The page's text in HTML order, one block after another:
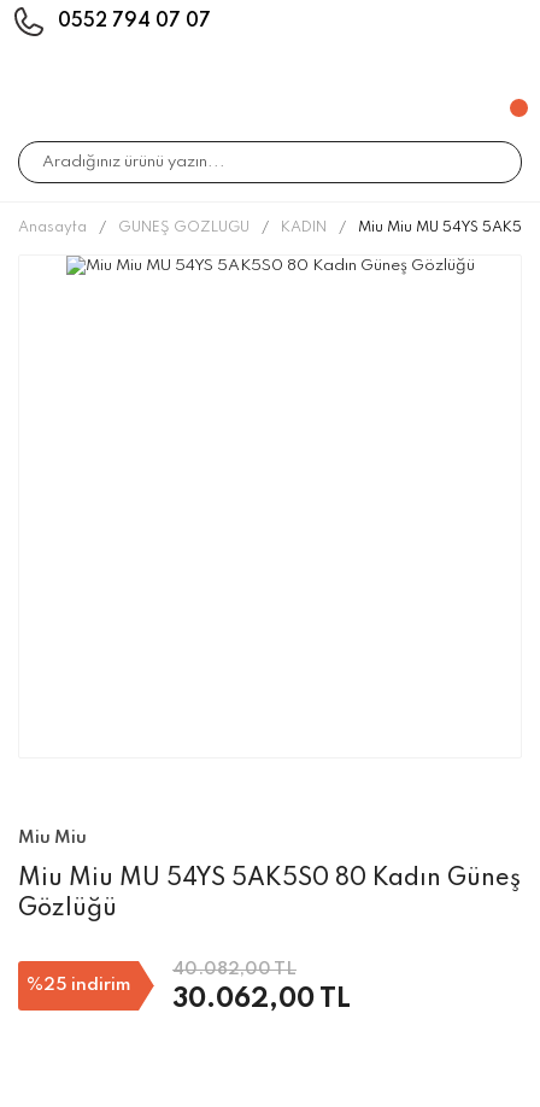
0552 794 07 07
Anasayfa GÜNEŞ GÖZLÜĞÜ KADIN Miu Miu MU 54YS
Miu Miu
Miu Miu MU 54YS 5AK5S0 80 Kadın Güneş
Gözlüğü
%25 indirim
40.082,00 TL
30.062,00 TL